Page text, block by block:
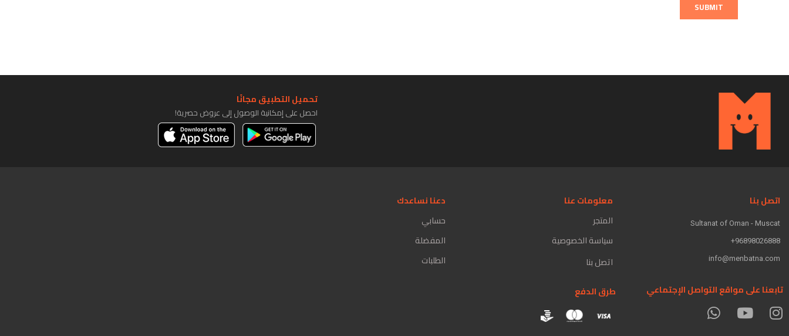
SUBMIT
تحميل التطبيق مجانًا
احصل على إمكانية الوصول إلى عروض حصرية!
اتصل بنا
Sultanat of Oman - Muscat
96898026888+
info@menbatna.com
معلومات عنا
المتجر
سياسة الخصوصية
اتصل بنا
دعنا نساعدك
حسابي
المفضلة
الطلبات
تابعنا على مواقع التواصل الإجتماعي
طرق الدفع